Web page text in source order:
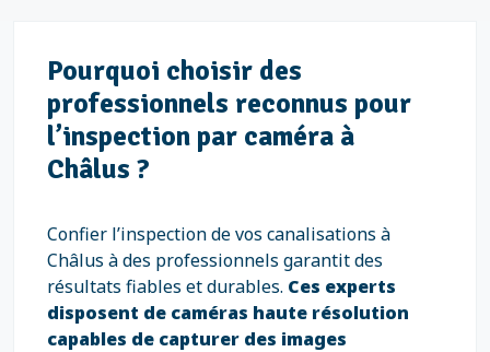
Pourquoi choisir des
professionnels reconnus pour
l’inspection par caméra à
Châlus ?
Confier l’inspection de vos canalisations à
Châlus à des professionnels garantit des
résultats fiables et durables. Ces experts
disposent de caméras haute résolution
capables de capturer des images